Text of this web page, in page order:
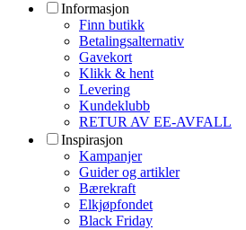
Informasjon
Finn butikk
Betalingsalternativ
Gavekort
Klikk & hent
Levering
Kundeklubb
RETUR AV EE-AVFALL
Inspirasjon
Kampanjer
Guider og artikler
Bærekraft
Elkjøpfondet
Black Friday